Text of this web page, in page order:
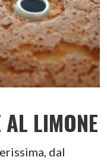
AL LIMONE
dal